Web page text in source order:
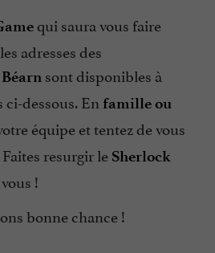
qui saura vous faire
adresses des
Béarn sont disponibles à
ci-dessous. En famille ou
équipe et tentez de vous
resurgir le Sherlock
!
bonne chance !